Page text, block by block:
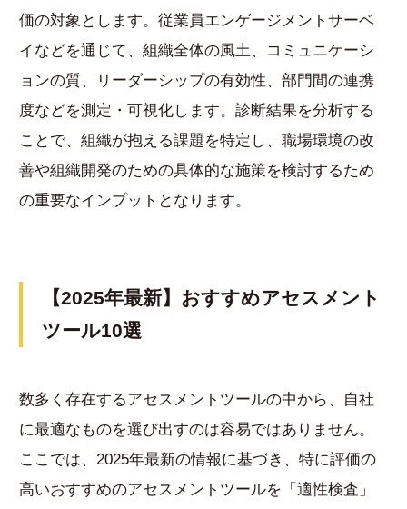
価の対象とします。従業員エンゲージメントサーベ
イなどを通じて、組織全体の風土、コミュニケーシ
ョンの質、リーダーシップの有効性、部門間の連携
度などを測定・可視化します。診断結果を分析する
ことで、組織が抱える課題を特定し、職場環境の改
善や組織開発のための具体的な施策を検討するため
の重要なインプットとなります。
【2025年最新】おすすめアセスメント
ツール10選
数多く存在するアセスメントツールの中から、自社
に最適なものを選び出すのは容易ではありません。
ここでは、2025年最新の情報に基づき、特に評価の
高いおすすめのアセスメントツールを「適性検査」